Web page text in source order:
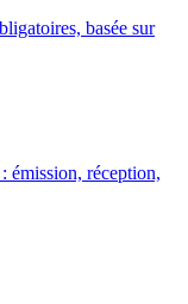
basée sur
émission, réception,